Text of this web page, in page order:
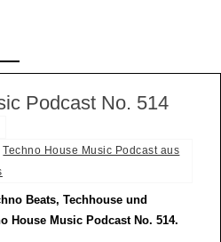
Podcast No. 514
Techno House Music Podcast aus
Beats, Techhouse und
House Music Podcast No. 514.